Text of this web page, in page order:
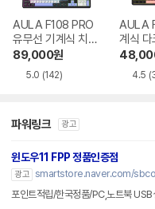
AULA F108 PRO
유무선 기계식 치즈
화이트 한글
89,000원
5.0 (142)
AULA
계식 다
한글
4.5
파워링크 광고
윈도우11 FPP 정품인증점
광고 smartstore.naver.com/
포인트적립/한국정품/PC,노트북